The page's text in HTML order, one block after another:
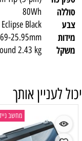
סוללה 80Wh
צבע Eclipse Black
מידות 25.95mm
משקל 2.43 kg
יכול לעניין אותך
מחשב